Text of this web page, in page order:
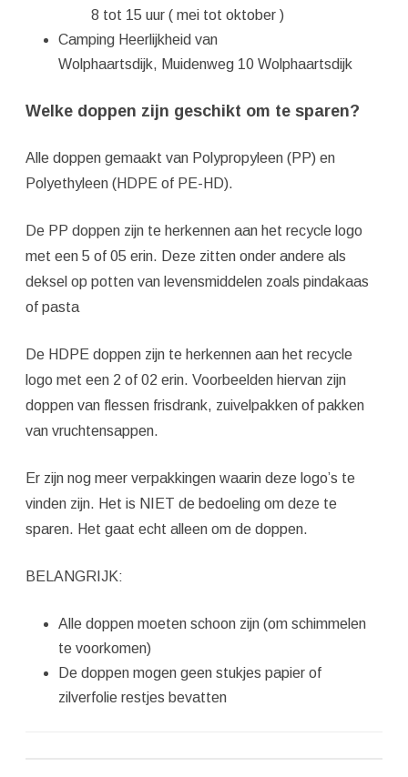
8 tot 15 uur ( mei tot oktober )
Camping Heerlijkheid van
Wolphaartsdijk, Muidenweg 10 Wolphaartsdijk
Welke doppen zijn geschikt om te sparen?
Alle doppen gemaakt van Polypropyleen (PP) en
Polyethyleen (HDPE of PE-HD).
De PP doppen zijn te herkennen aan het recycle logo
met een 5 of 05 erin. Deze zitten onder andere als
deksel op potten van levensmiddelen zoals pindakaas
of pasta
De HDPE doppen zijn te herkennen aan het recycle
logo met een 2 of 02 erin. Voorbeelden hiervan zijn
doppen van flessen frisdrank, zuivelpakken of pakken
van vruchtensappen.
Er zijn nog meer verpakkingen waarin deze logo’s te
vinden zijn. Het is NIET de bedoeling om deze te
sparen. Het gaat echt alleen om de doppen.
BELANGRIJK:
Alle doppen moeten schoon zijn (om schimmelen
te voorkomen)
De doppen mogen geen stukjes papier of
zilverfolie restjes bevatten